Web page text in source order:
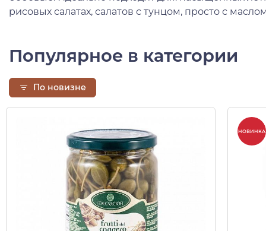
рисовых салатах, салатов с тунцом, просто с
Популярное в категории
По новизне
НОВИНКА